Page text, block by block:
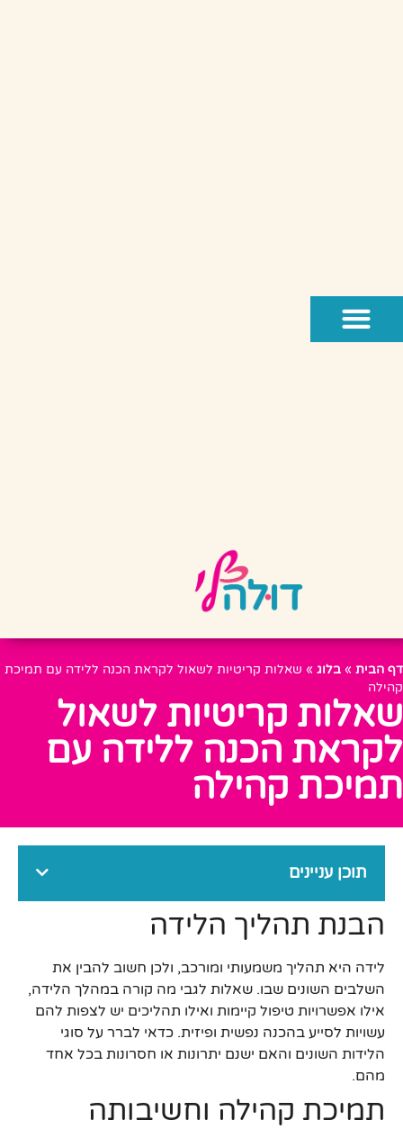
דף הבית » בלוג » שאלות קריטיות לשאול לקראת הכנה ללידה עם תמיכת
קהילה
שאלות קריטיות לשאול
לקראת הכנה ללידה עם
תמיכת קהילה
תוכן עניינים
הבנת תהליך הלידה
לידה היא תהליך משמעותי ומורכב, ולכן חשוב להבין את
השלבים השונים שבו. שאלות לגבי מה קורה במהלך הלידה,
אילו אפשרויות טיפול קיימות ואילו תהליכים יש לצפות להם
עשויות לסייע בהכנה נפשית ופיזית. כדאי לברר על סוגי
הלידות השונים והאם ישנם יתרונות או חסרונות בכל אחד
מהם.
תמיכת קהילה וחשיבותה